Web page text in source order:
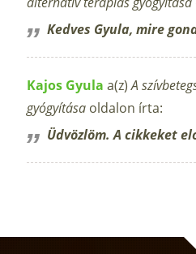
Kedves Gyula, mire
Kajos Gyula a(z)A
gyógyítása oldalon írta:
Üdvözlöm. A cikkeket